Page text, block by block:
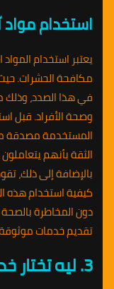
استخدام
يعتبر استخدام
مكافحة الحشرات.
في هذا الصدد، وذلك
وصحة الأفراد. قبل
المستخدمة مصدقة
الثقة بأنهم
بالإضافة إلى ذلك،
كيفية استخدام هذه
دون المخاطرة
تقديم خدمات
3. ليه تختار خدماتنا؟